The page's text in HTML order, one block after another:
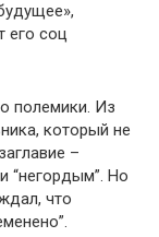
его соц
полемики. Из
который не
–
“негордым”. Но
что